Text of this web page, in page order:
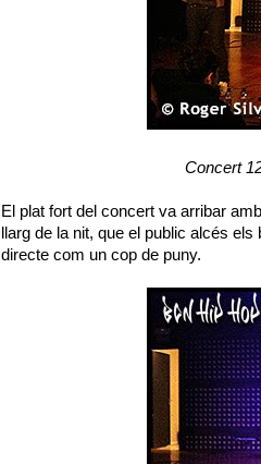
Concert
El plat fort del concert va arribar amb
llarg de la nit, que el public alcés
directe com un cop de puny.